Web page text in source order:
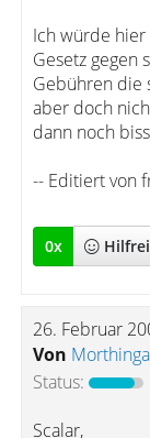
Ich würde
Gesetz gegen
Gebühren die
aber doch
dann noch
-- Editiert von
0x
26. Februar
Von
Status:
Scalar,